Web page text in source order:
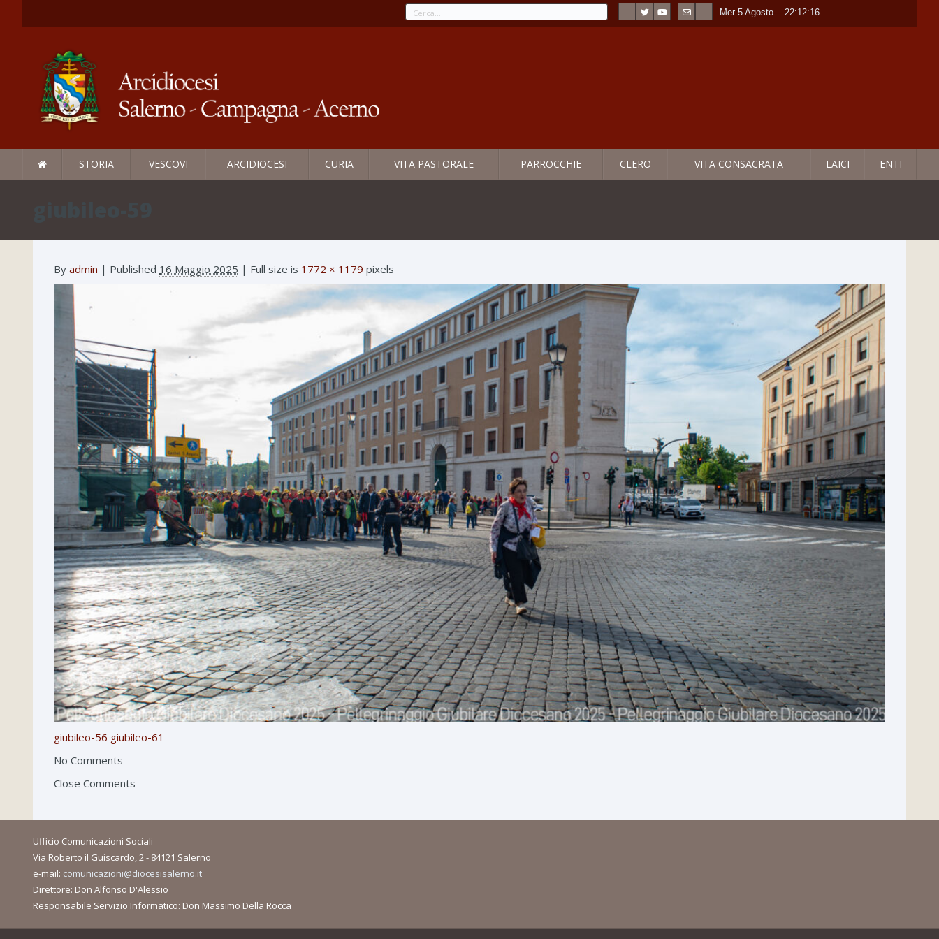
Mer 5 Agosto ----22:12:17
STORIA VESCOVI ARCIDIOCESI CURIA VITA PASTORALE PARROCCHIE CLERO VITA CONSACRATA LAICI ENTI
By admin | Published 16 Maggio 2025 | Full size is 1772 × 1179 pixels
giubileo-56 giubileo-61
No Comments
Close Comments
Ufficio Comunicazioni Sociali
Via Roberto il Guiscardo, 2 - 84121 Salerno
e-mail: comunicazioni@diocesisalerno.it
Direttore: Don Alfonso D'Alessio
Responsabile Servizio Informatico: Don Massimo Della Rocca